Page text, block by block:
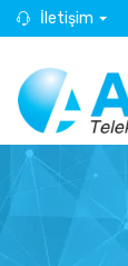
İletişim